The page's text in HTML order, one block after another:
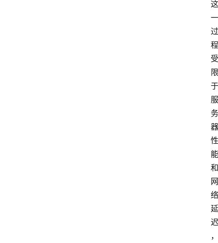
这
一
过
程
受
限
于
服
务
器
性
能
和
网
络
延
迟
，